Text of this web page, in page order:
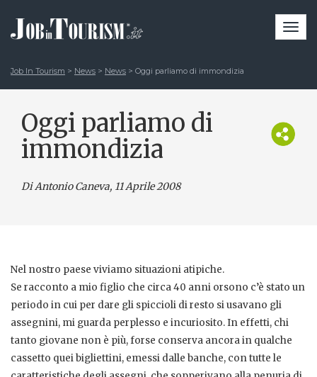
Job In Tourism > News > News > Oggi parliamo di immondizia
Oggi parliamo di
immondizia
Di Antonio Caneva, 11 Aprile 2008
Nel nostro paese viviamo situazioni atipiche.
Se racconto a mio figlio che circa 40 anni orsono c’è stato un
periodo in cui per dare gli spiccioli di resto si usavano gli
assegnini, mi guarda perplesso e incuriosito. In effetti, chi
tanto giovane non è più, forse conserva ancora in qualche
cassetto quei bigliettini, emessi dalle banche, con tutte le